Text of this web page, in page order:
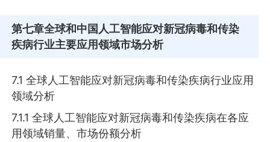
第七章全球和中国人工智能应对新冠病毒和传染
疾病行业主要应用领域市场分析
7.1 全球人工智能应对新冠病毒和传染疾病行业应用
领域分析
7.1.1 全球人工智能应对新冠病毒和传染疾病在各应
用领域销量、市场份额分析